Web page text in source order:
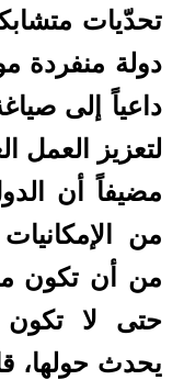
تحدّيات
دولة منفردة
داعياً إلى
لتعزيز العمل
مضيفاً أن
من
من أن تكون
حتى لا تكون
يحدث حولها،